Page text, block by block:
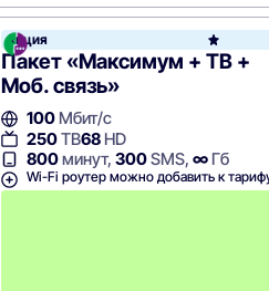
Акция
Пакет «Максимум + ТВ +
Моб. связь»
100Мбит/с
250ТВ68HD
800минут, 300SMS, ∞Гб
Wi-Fi роутер можно добавить к